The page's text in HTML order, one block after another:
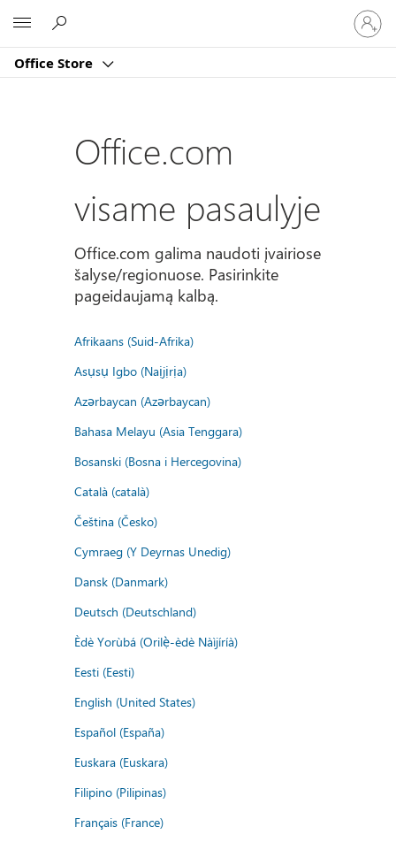
Office Store
prie
Office.com
visame pasaulyje
Office.com galima naudoti įvairiose
šalyse/regionuose. Pasirinkite
pageidaujamą kalbą.
Afrikaans (Suid-Afrika)
Asụsụ Igbo (Naịjịrịa)
Azərbaycan (Azərbaycan)
Bahasa Melayu (Asia Tenggara)
Bosanski (Bosna i Hercegovina)
Català (català)
Čeština (Česko)
Cymraeg (Y Deyrnas Unedig)
Dansk (Danmark)
Deutsch (Deutschland)
Èdè Yorùbá (Orilẹ̀-èdè Nàìjíríà)
Eesti (Eesti)
English (United States)
Español (España)
Euskara (Euskara)
Filipino (Pilipinas)
Français (France)